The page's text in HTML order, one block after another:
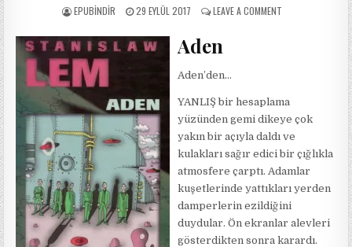
AUTHOR:
EPUBINDIR
PUBLISHED
29 EYLÜL 2017 LEAVE A COMMENT
Aden
Aden’den…
YANLIŞ bir hesaplama
yüzünden gemi dikeye çok
yakın bir açıyla daldı ve
kulakları sağır edici bir çığlıkla
atmosfere çarptı. Adamlar
kuşetlerinde yattıkları yerden
damperlerin ezildiğini
duydular. Ön ekranlar alevleri
gösterdikten sonra karardı.